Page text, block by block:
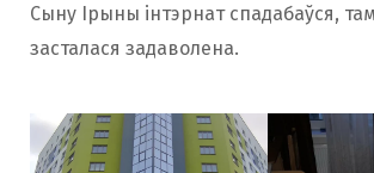
Сыну Ірыны інтэрнат спадабаўся,
засталася задаволена.